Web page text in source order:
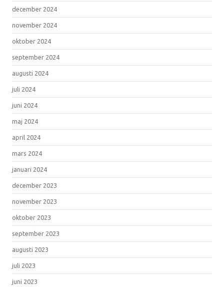
december 2024
november 2024
oktober 2024
september 2024
augusti 2024
juli 2024
juni 2024
maj 2024
april 2024
mars 2024
januari 2024
december 2023
november 2023
oktober 2023
september 2023
augusti 2023
juli 2023
juni 2023